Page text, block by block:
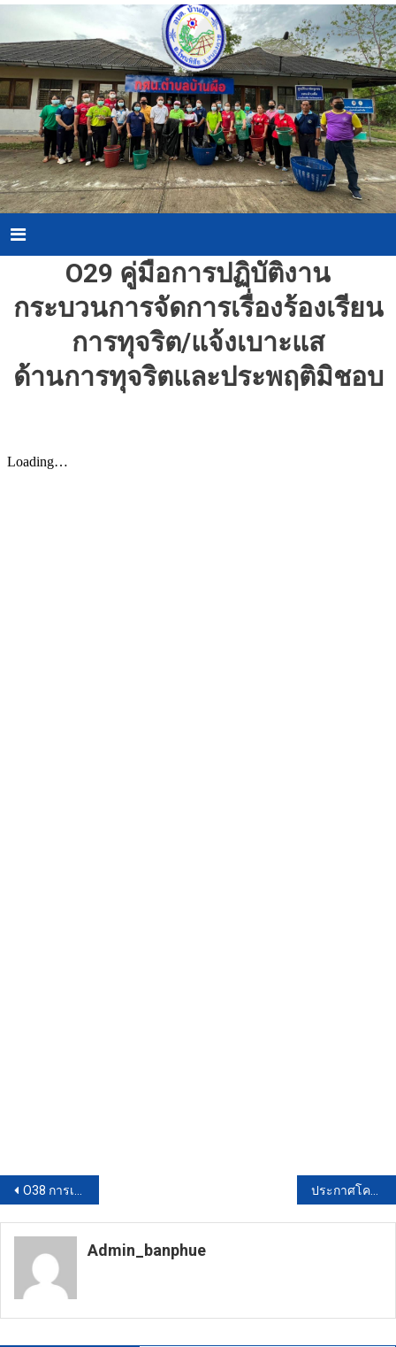
content
Menu
O29 คู่มือการปฏิบัติงาน
กระบวนการจัดการเรื่องร้องเรียน
การทุจริต/แจ้งเบาะแส
ด้านการทุจริตและประพฤติมิชอบ
แนะแนว
เรื่อง
O38 การเสริมสร้างวัฒนธรรมองค์กรตามมาตรฐานทางจริยธรรม
Admin_banphue